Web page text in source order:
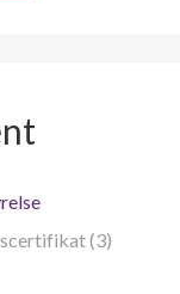
(3)